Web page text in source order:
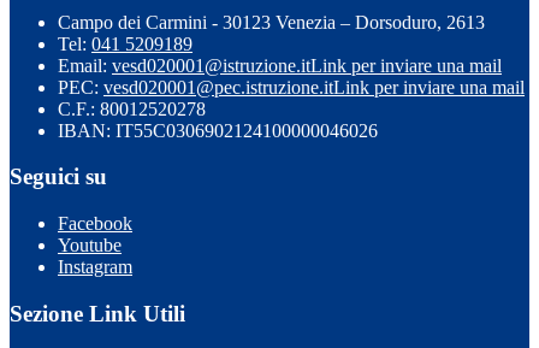
Campo dei Carmini - 30123 Venezia – Dorsoduro, 2613
Tel: 041 5209189
Email: vesd020001@istruzione.itLink per inviare una mail
PEC: vesd020001@pec.istruzione.itLink per inviare una mail
C.F.: 80012520278
IBAN: IT55C0306902124100000046026
Seguici su
Facebook
Youtube
Instagram
Sezione Link Utili